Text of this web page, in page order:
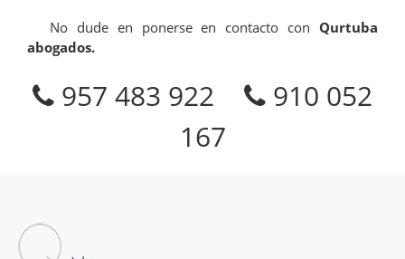
No dude en ponerse en contacto con Qurtuba
abogados.
957 483 922
910 052
167